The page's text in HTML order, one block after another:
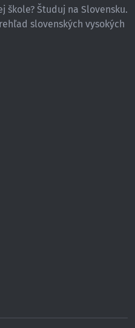
škole? Študuj na Slovensku.
slovenských vysokých